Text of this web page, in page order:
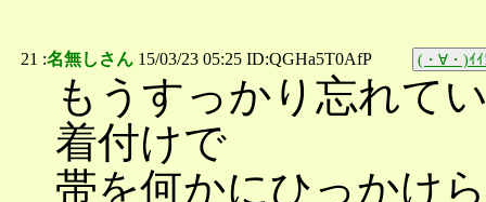
21 :名無しさん 15/03/23 05:25 ID:QGHa5T0AfP (・∀・)ｲ
もうすっかり忘れて
着付けで
帯を何かにひっかけ